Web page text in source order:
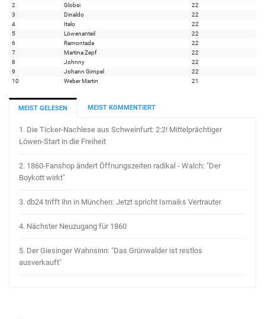
2
Globsi
22
3
Dinaldo
22
4
Italo
22
5
Löwenanteil
22
6
Ramontada
22
7
Martina Zepf
22
8
Johnny
22
9
Johann Gimpel
22
10
Weber Martin 21
MEIST GELESEN MEIST KOMMENTIERT
1. Die Ticker-Nachlese aus Schweinfurt: 2:2! Mittelprächtiger
Löwen-Start in die Freiheit
2. 1860-Fanshop ändert Öffnungszeiten radikal - Walch: "Der
Boykott wirkt"
3. db24 trifft ihn in München: Jetzt spricht Ismaiks Vertrauter
4. Nächster Neuzugang für 1860
5. Der Giesinger Wahnsinn: "Das Grünwalder ist restlos
ausverkauft"